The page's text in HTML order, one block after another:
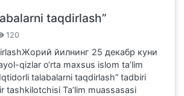
taqdirlash”
120
йилнинг 25 декабр куни
qizlar o‘rta maxsus islom ta’lim
talabalarni taqdirlash” tadbiri
tashkilotchisi Ta’lim muassasasi